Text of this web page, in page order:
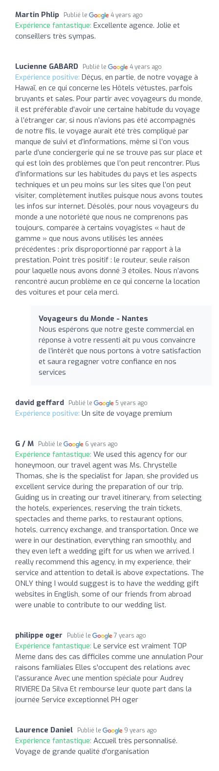
Martin Phlip Publié le 4 years ago
Expérience fantastique: Excellente agence. Jolie et
conseillers très sympas.
Lucienne GABARD Publié le 4 years ago
Expérience positive: Déçus, en partie, de notre voyage à
Hawaï, en ce qui concerne les Hôtels vétustes, parfois
bruyants et sales. Pour partir avec voyageurs du monde,
il est préférable d’avoir une certaine habitude du voyage
à l’étranger car, si nous n’avions pas été accompagnés
de notre fils, le voyage aurait été très compliqué par
manque de suivi et d’informations, même si l’on vous
parle d’une conciergerie qui ne se trouve pas sur place et
qui est loin des problèmes que l’on peut rencontrer. Plus
d’informations sur les habitudes du pays et les aspects
techniques et un peu moins sur les sites que l’on peut
visiter, complètement inutiles puisque nous avons toutes
les infos sur internet. Désolés, pour nous voyageurs du
monde a une notoriété que nous ne comprenons pas
toujours, comparée à certains voyagistes « haut de
gamme » que nous avons utilisés les années
précédentes : prix disproportionné par rapport à la
prestation. Point très positif : le routeur, seule raison
pour laquelle nous avons donné 3 étoiles. Nous n’avons
rencontré aucun problème en ce qui concerne la location
des voitures et pour cela merci.
Voyageurs du Monde - Nantes
Nous espérons que notre geste commercial en
réponse à votre ressenti ait pu vous convaincre
de l’intérêt que nous portons à votre satisfaction
et saura regagner votre confiance en nos
services
david geffard Publié le 5 years ago
Expérience positive: Un site de voyage premium
G / M Publié le 6 years ago
Expérience fantastique: We used this agency for our
honeymoon, our travel agent was Ms. Chrystelle
Thomas, she is the specialist for Japan, she provided us
excellent service during the preparation of our trip.
Guiding us in creating our travel itinerary, from selecting
the hotels, experiences, reserving the train tickets,
spectacles and theme parks, to restaurant options,
hotels, currency exchange, and transportation. Once we
were in our destination, everything ran smoothly, and
they even left a wedding gift for us when we arrived. I
really recommend this agency, in my experience, their
service and attention to detail is above expectations. The
ONLY thing I would suggest is to have the wedding gift
websites in English, some of our friends from abroad
were unable to contribute to our wedding list.
philippe oger Publié le 7 years ago
Expérience fantastique: Le service est vraiment TOP
Meme dans des cas difficiles comme une annulation Pour
raisons familiales Elles s'occupent des relations avec
l'assurance Avec une mention spéciale pour Audrey
RIVIERE Da Silva Et rembourse leur quote part dans la
journée Service exceptionnel PH oger
Laurence Daniel Publié le 9 years ago
Expérience fantastique: Accueil très personnalisé.
Voyage de grande qualité d'organisation